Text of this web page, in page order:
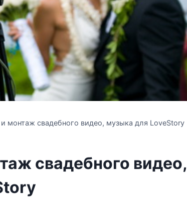
монтаж свадебного видео, музыка для LoveStory
свадебного видео,